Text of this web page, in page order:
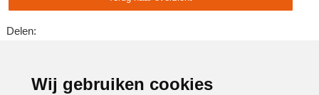
Wij gebruiken cookies
Delen: